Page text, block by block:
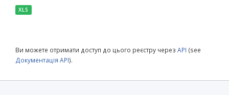
XLS
Ви можете отримати доступ до цього реєстру через API (see
Документація API).